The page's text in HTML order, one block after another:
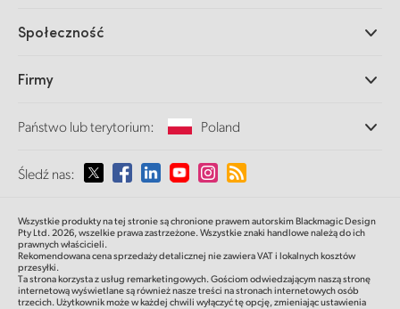
Ultimatte
Przechwytywanie i odtwarzanie
Konwersja standardów
Monitorowanie
Pamięć sieciowa
Routing i dystrybucja
Transmisja i kodowanie
Centrum wsparcia technicznego
Społeczność
Firmy
O nas
Multimedia
Państwo lub terytorium: Poland
Proszę wybrać państwo lub terytorium
Australia
Austria
Śledź nas:
Wszystkie produkty na tej stronie są chronione prawem autorskim Blackmagic Design
Pty Ltd. 2026, wszelkie prawa zastrzeżone. Wszystkie znaki handlowe należą do ich
prawnych właścicieli.
Rekomendowana cena sprzedaży detalicznej nie zawiera VAT i lokalnych kosztów
przesyłki.
Ta strona korzysta z usług remarketingowych. Gościom odwiedzającym naszą stronę
internetową wyświetlane są również nasze treści na stronach internetowych osób
trzecich. Użytkownik może w każdej chwili wyłączyć tę opcję, zmieniając ustawienia